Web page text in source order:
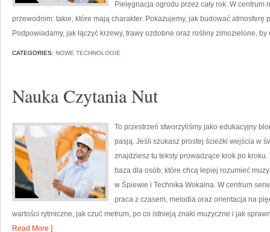
Pielęgnacja ogrodu przez cały rok. W
przewodnim: takie, które mają charakter. Pokazujemy, jak budować atmosferę
Podpowiadamy, jak łączyć krzewy, trawy ozdobne oraz rośliny zimozielone, by
CATEGORIES: NOWE TECHNOLOGIE
Nauka Czytania Nut
To przestrzeń stworzyliśmy jako edukacyjny
pasją. Jeśli szukasz prostej ścieżki wejścia w
znajdziesz tu teksty prowadzące krok po
baza dla osób, które chcą lepiej rozumieć
w Śpiewie i Technika Wokalna. W centrum
praca z czasem, melodia oraz orientacja na
wartości rytmiczne, jak czuć metrum, po co istnieją znaki muzyczne i jak
Read More ]